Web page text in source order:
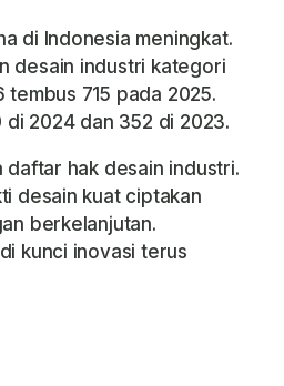
di Indonesia meningkat.
desain industri kategori
715 pada 2025.
2024 dan 352 di 2023.
daftar hak desain industri.
desain kuat ciptakan
berkelanjutan.
kunci inovasi terus